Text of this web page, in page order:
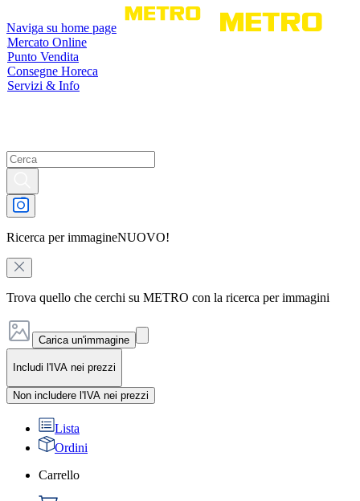
Naviga su home page
Mercato Online
Punto Vendita
Consegne Horeca
Servizi & Info
Ricerca per immagineNUOVO!
Trova quello che cerchi su METRO con la ricerca per immagini
Carica un'immagine
Includi l'IVA nei prezzi
Non includere l'IVA nei prezzi
Lista
Ordini
Carrello